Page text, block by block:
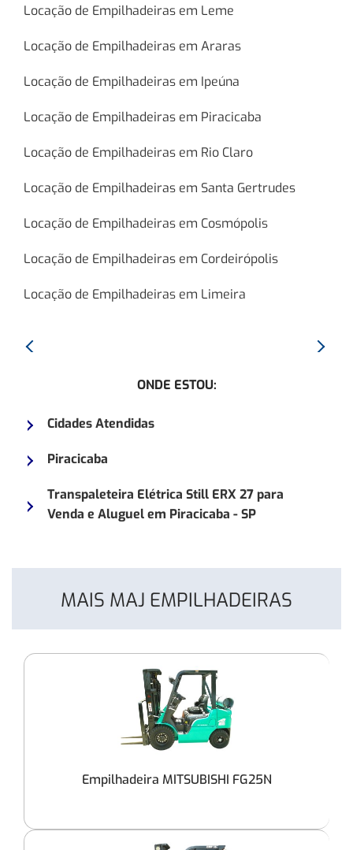
Locação de Empilhadeiras em Leme
Locação de Empilhadeiras em Araras
Locação de Empilhadeiras em Ipeúna
Locação de Empilhadeiras em Piracicaba
Locação de Empilhadeiras em Rio Claro
Locação de Empilhadeiras em Santa Gertrudes
Locação de Empilhadeiras em Cosmópolis
Locação de Empilhadeiras em Cordeirópolis
Locação de Empilhadeiras em Limeira
Anterior:
EJC
ONDE ESTOU:
Cidades Atendidas
Piracicaba
Transpaleteira Elétrica Still ERX 27 para
Venda e Aluguel em Piracicaba - SP
MAIS MAJ EMPILHADEIRAS
Empilhadeira MITSUBISHI FG25N